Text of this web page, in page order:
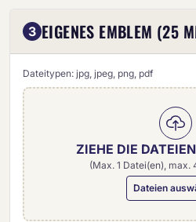
3 EIGENES EMBLEM (25
Dateitypen: jpg, jpeg, png, pdf
ZIEHE DIE
(Max. 1 Datei(en), max.
Dateien